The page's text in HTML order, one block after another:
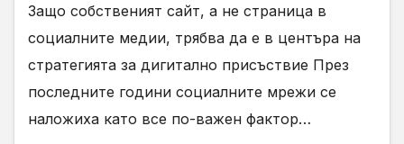
Защо собственият сайт, а не страница в
социалните медии, трябва да е в центъра на
стратегията за дигитално присъствие През
последните години социалните мрежи се
наложиха като все по-важен фактор…